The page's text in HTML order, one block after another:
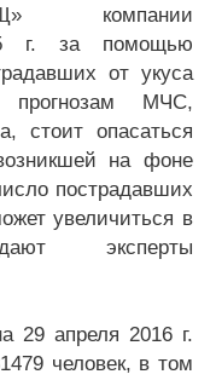
компании
г. за помощью
от укуса
МЧС,
стоит опасаться
на фоне
пострадавших
увеличиться в
эксперты
29 апреля 2016 г.
человек, в том